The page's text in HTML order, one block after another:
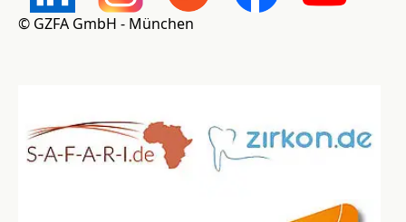
© GZFA GmbH - München